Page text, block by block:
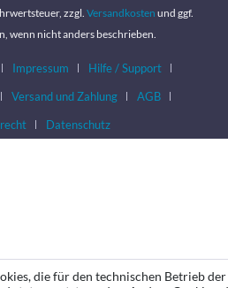
zzgl.Versandkosten und ggf.
wenn nicht anders beschrieben.
Impressum
Hilfe / Support
Versand und Zahlung
AGB
Datenschutz
die für den technischen Betrieb der